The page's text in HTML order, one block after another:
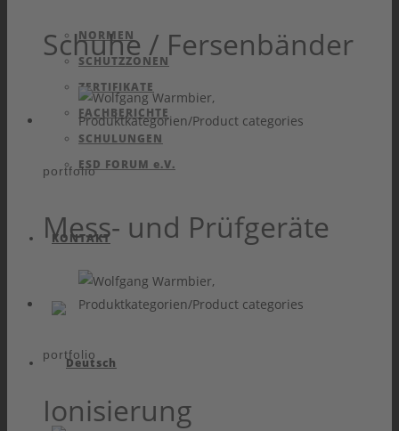
NORMEN
SCHUTZZONEN
ZERTIFIKATE
FACHBERICHTE
SCHULUNGEN
ESD FORUM e.V.
KONTAKT
Schuhe / Fersenbänder
portfolio
Mess- und Prüfgeräte
portfolio
Ionisierung